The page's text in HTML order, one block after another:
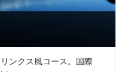
ンクス風コース。国際